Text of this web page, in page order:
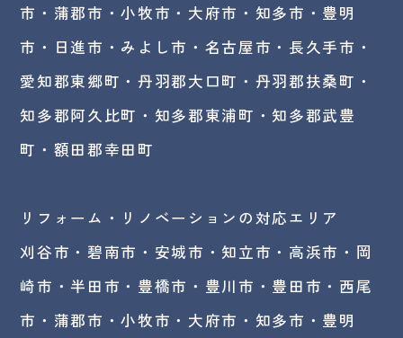
市・蒲郡市・小牧市・大府市・知多市・豊明
市・日進市・みよし市・ 名古屋市 ・長久手市・
愛知郡東郷町・丹羽郡大口町・丹羽郡扶桑町・
知多郡阿久比町・知多郡東浦町・知多郡武豊
町・額田郡幸田町
リフォーム・リノベーションの対応エリア
刈谷市・碧南市・ 安城市 ・知立市・高浜市・岡
崎市・半田市・豊橋市・豊川市・豊田市・西尾
市・蒲郡市・小牧市・大府市・知多市・豊明